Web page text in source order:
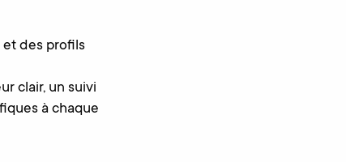
et des profils
clair, un suivi
à chaque